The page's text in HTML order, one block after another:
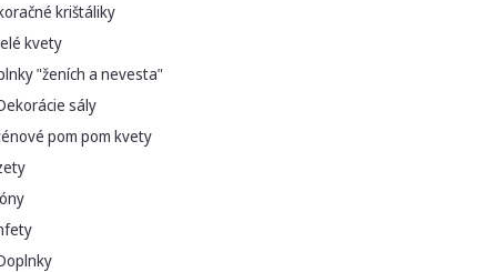
krištáliky
kvety
"ženích a nevesta"
sály
pom pom kvety